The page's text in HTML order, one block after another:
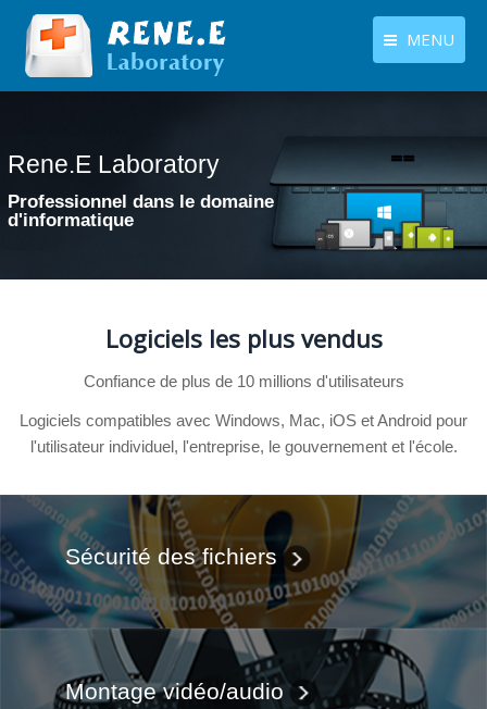
MENU
Centre de téléchargement
Boutique
Tutoriels
Rene.E Laboratory
Professionnel dans le domaine
d'informatique
Rene.E Laboratory
Professionnel dans le domaine
d'informatique
Logiciels les plus vendus
Confiance de plus de 10 millions d'utilisateurs
Logiciels compatibles avec Windows, Mac, iOS et Android pour
l'utilisateur individuel, l'entreprise, le gouvernement et l'école.
Sécurité des fichiers
Montage vidéo/audio